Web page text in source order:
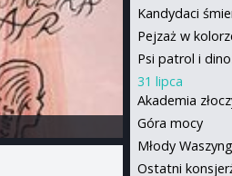
Kandydaci
Pejzaż w
Psi patrol i
31 lipca
Akademia
Góra mocy
Młody
Ostatni